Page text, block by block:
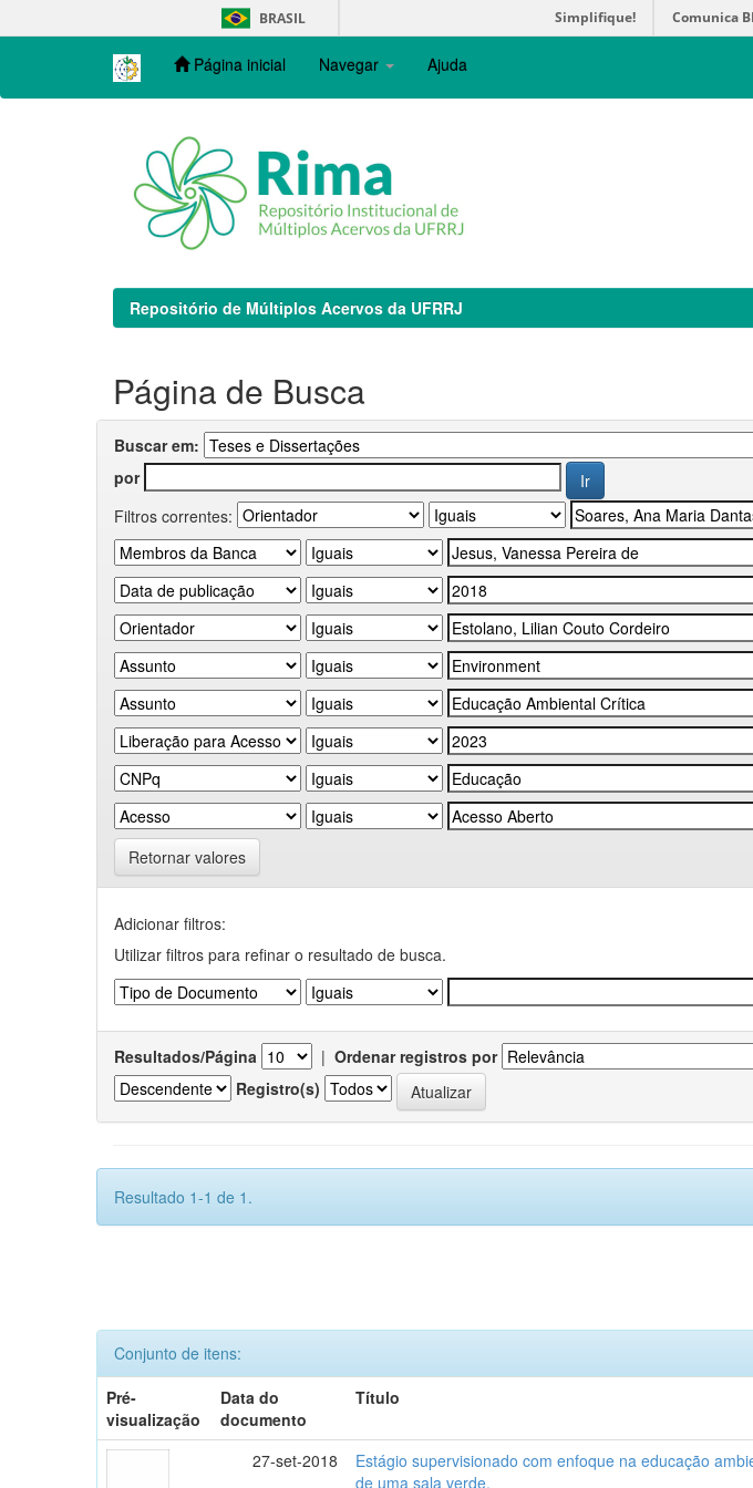
navigation
BRASIL Simplifique! Comunica
Página inicial Navegar Ajuda
Repositório de Múltiplos Acervos da UFRRJ
Página de Busca
Buscar em:
por
Filtros correntes:
Retornar valores
Adicionar filtros:
Utilizar filtros para refinar o resultado de busca.
Resultados/Página | Ordenar registros por
Registro(s)
Resultado 1-1 de 1.
Conjunto de itens:
Pré-
visualização
Data do
documento
Título
27-set-2018
Estágio supervisionado com enfoque na educação
de uma sala verde.